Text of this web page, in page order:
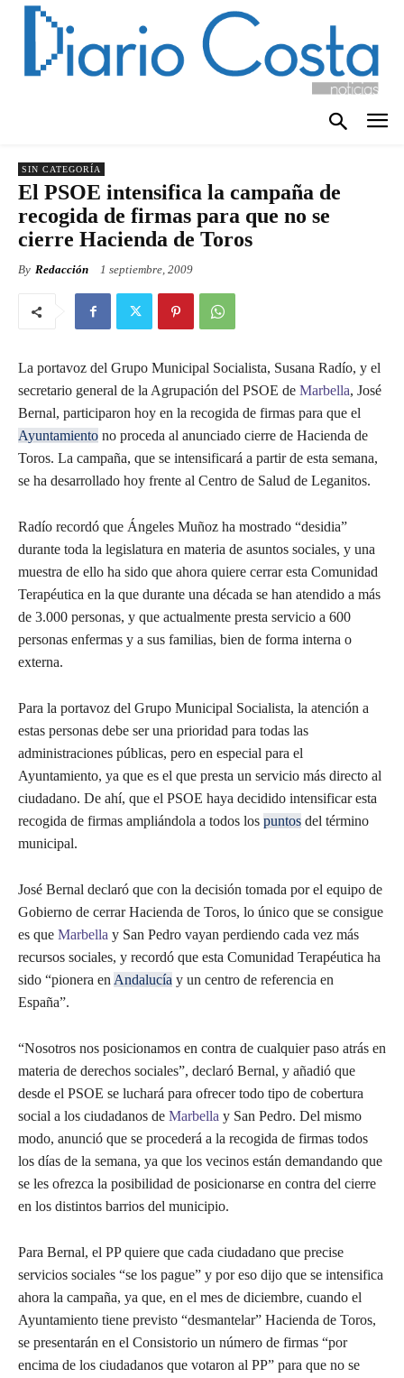
SIN CATEGORÍA
El PSOE intensifica la campaña de
recogida de firmas para que no se
cierre Hacienda de Toros
By Redacción 1 septiembre, 2009
La portavoz del Grupo Municipal Socialista, Susana Radío, y el
secretario general de la Agrupación del PSOE de Marbella, José
Bernal, participaron hoy en la recogida de firmas para que el
Ayuntamiento no proceda al anunciado cierre de Hacienda de
Toros. La campaña, que se intensificará a partir de esta semana,
se ha desarrollado hoy frente al Centro de Salud de Leganitos.
Radío recordó que Ángeles Muñoz ha mostrado “desidia”
durante toda la legislatura en materia de asuntos sociales, y una
muestra de ello ha sido que ahora quiere cerrar esta Comunidad
Terapéutica en la que durante una década se han atendido a más
de 3.000 personas, y que actualmente presta servicio a 600
personas enfermas y a sus familias, bien de forma interna o
externa.
Para la portavoz del Grupo Municipal Socialista, la atención a
estas personas debe ser una prioridad para todas las
administraciones públicas, pero en especial para el
Ayuntamiento, ya que es el que presta un servicio más directo al
ciudadano. De ahí, que el PSOE haya decidido intensificar esta
recogida de firmas ampliándola a todos los puntos del término
municipal.
José Bernal declaró que con la decisión tomada por el equipo de
Gobierno de cerrar Hacienda de Toros, lo único que se consigue
es que Marbella y San Pedro vayan perdiendo cada vez más
recursos sociales, y recordó que esta Comunidad Terapéutica ha
sido “pionera enAndalucía y un centro de referencia en
España”.
“Nosotros nos posicionamos en contra de cualquier paso atrás en
materia de derechos sociales”, declaró Bernal, y añadió que
desde el PSOE se luchará para ofrecer todo tipo de cobertura
social a los ciudadanos de Marbella y San Pedro. Del mismo
modo, anunció que se procederá a la recogida de firmas todos
los días de la semana, ya que los vecinos están demandando que
se les ofrezca la posibilidad de posicionarse en contra del cierre
en los distintos barrios del municipio.
Para Bernal, el PP quiere que cada ciudadano que precise
servicios sociales “se los pague” y por eso dijo que se intensifica
ahora la campaña, ya que, en el mes de diciembre, cuando el
Ayuntamiento tiene previsto “desmantelar” Hacienda de Toros,
se presentarán en el Consistorio un número de firmas “por
encima de los ciudadanos que votaron al PP” para que no se